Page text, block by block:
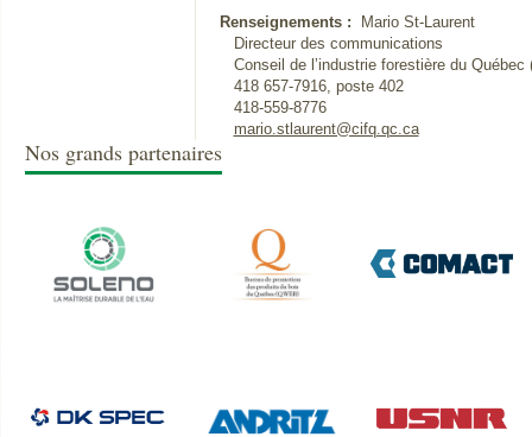
Renseignements :
Mario St-Laurent
Directeur des communications
Conseil de l’industrie forestière du Québec
418 657-7916, poste 402
418-559-8776
mario.stlaurent@cifq.qc.ca
Nos grands partenaires